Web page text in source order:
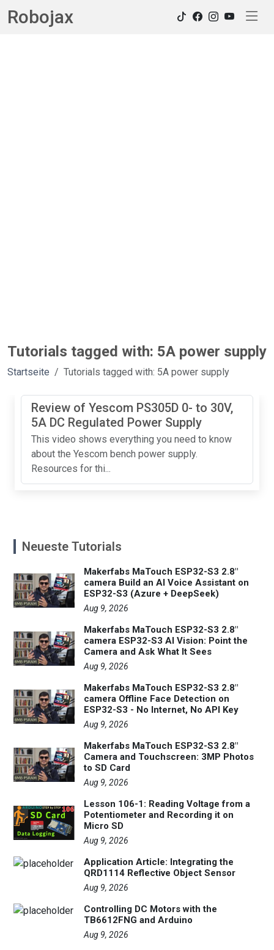
Robojax
Tutorials tagged with: 5A power supply
Startseite Tutorials tagged with: 5A power supply
Review of Yescom PS305D 0- to 30V,
5A DC Regulated Power Supply
This video shows everything you need to know
about the Yescom bench power supply.
Resources for thi...
Neueste Tutorials
Makerfabs MaTouch ESP32-S3 2.8"
camera Build an AI Voice Assistant on
ESP32-S3 (Azure + DeepSeek)
Aug 9, 2026
Makerfabs MaTouch ESP32-S3 2.8"
camera ESP32-S3 AI Vision: Point the
Camera and Ask What It Sees
Aug 9, 2026
Makerfabs MaTouch ESP32-S3 2.8"
camera Offline Face Detection on
ESP32-S3 - No Internet, No API Key
Aug 9, 2026
Makerfabs MaTouch ESP32-S3 2.8"
Camera and Touchscreen: 3MP Photos
to SD Card
Aug 9, 2026
Lesson 106-1: Reading Voltage from a
Potentiometer and Recording it on
Micro SD
Aug 9, 2026
Application Article: Integrating the
QRD1114 Reflective Object Sensor
Aug 9, 2026
Controlling DC Motors with the
TB6612FNG and Arduino
Aug 9, 2026